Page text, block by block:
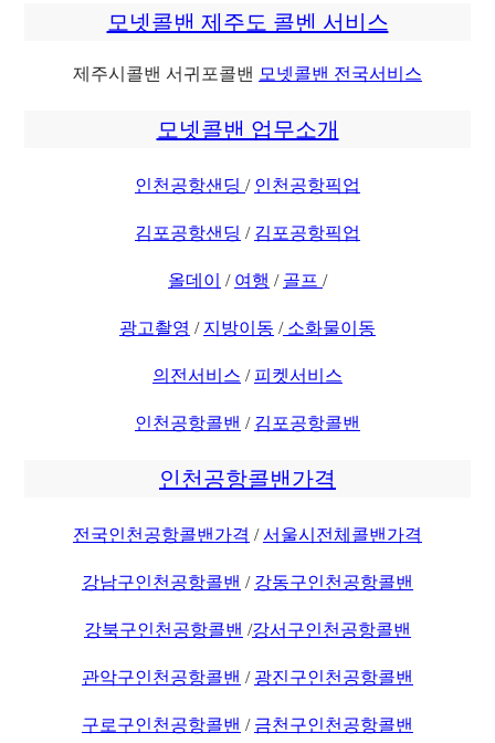
모넷콜밴 제주도 콜벤 서비스
제주시콜밴 서귀포콜밴 모넷콜밴 전국서비스
모넷콜밴 업무소개
인천공항샌딩 / 인천공항픽업
김포공항샌딩 / 김포공항픽업
올데이 / 여행 / 골프 /
광고촬영 / 지방이동 /소화물이동
의전서비스 / 피켓서비스
인천공항콜밴 / 김포공항콜밴
인천공항콜밴가격
전국인천공항콜밴가격 /서울시전체콜밴가격
강남구인천공항콜밴 / 강동구인천공항콜밴
강북구인천공항콜밴 /강서구인천공항콜밴
관악구인천공항콜밴 / 광진구인천공항콜밴
구로구인천공항콜밴 / 금천구인천공항콜밴